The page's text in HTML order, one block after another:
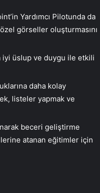
Yardımcı Pilotunda da
görseller oluşturmasını
iyi üslup ve duygu ile etkili
daha kolay
listeler yapmak ve
beceri geliştirme
atanan eğitimler için